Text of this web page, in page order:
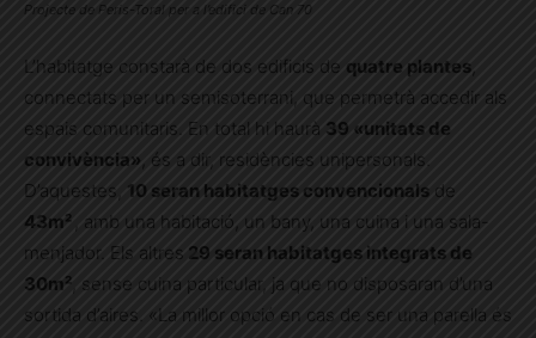
Projecte de Peris-Toral per a l’edifici de Can 70
L’habitatge constarà de dos edificis de quatre plantes,
connectats per un semisoterrani, que permetrà accedir als
espais comunitaris. En total hi haurà 39 «unitats de
convivència», és a dir, residències unipersonals.
D’aquestes, 10 seran habitatges convencionals de
43m² , amb una habitació, un bany, una cuina i una sala-
menjador. Els altres 29 seran habitatges integrats de
30m² , sense cuina particular, ja que no disposaran d’una
sortida d’aires. «La millor opció en cas de ser una parella és